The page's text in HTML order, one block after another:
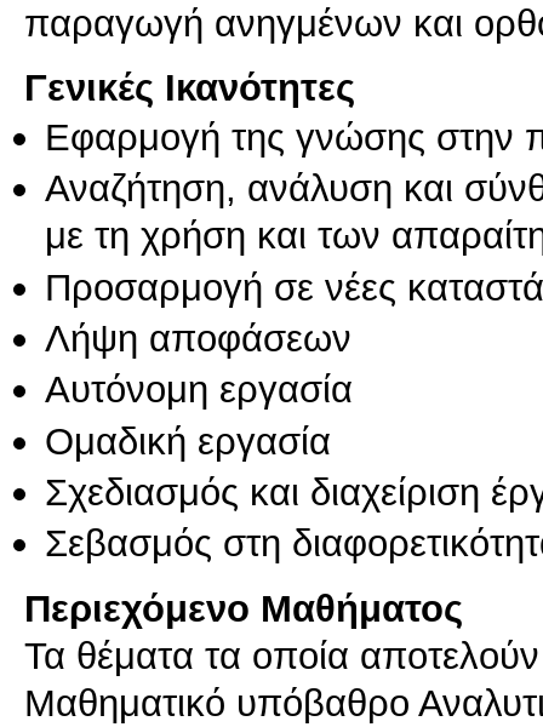
παραγωγή ανηγμένων και
Γενικές Ικανότητες
Εφαρμογή της γνώσης στην
Αναζήτηση, ανάλυση και
με τη χρήση και των
Προσαρμογή σε νέες
Λήψη αποφάσεων
Αυτόνομη εργασία
Ομαδική εργασία
Σχεδιασμός και διαχείριση
Σεβασμός στη
Περιεχόμενο Μαθήματος
Τα θέματα τα οποία αποτελούν
Μαθηματικό υπόβαθρο